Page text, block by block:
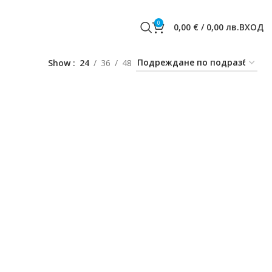
0 0,00 € / 0,00 лв.ВХОД
Show 24 36 48